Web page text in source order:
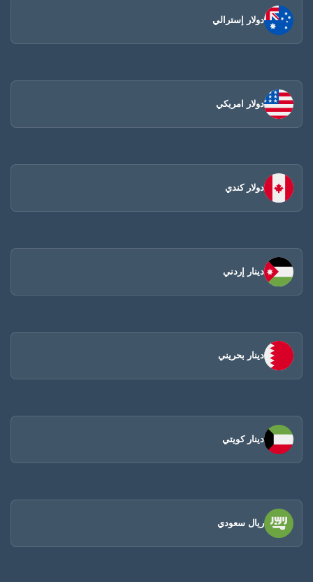
دولار إسترالي
دولار امريكي
دولار كندي
دينار إردني
دينار بحريني
دينار كويتي
ريال سعودي